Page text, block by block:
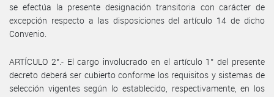
se efectúa la presente designación transitoria con carácter de
excepción respecto a las disposiciones del artículo 14 de dicho
Convenio.
ARTÍCULO 2°.- El cargo involucrado en el artículo 1° del presente
decreto deberá ser cubierto conforme los requisitos y sistemas de
selección vigentes según lo establecido, respectivamente, en los